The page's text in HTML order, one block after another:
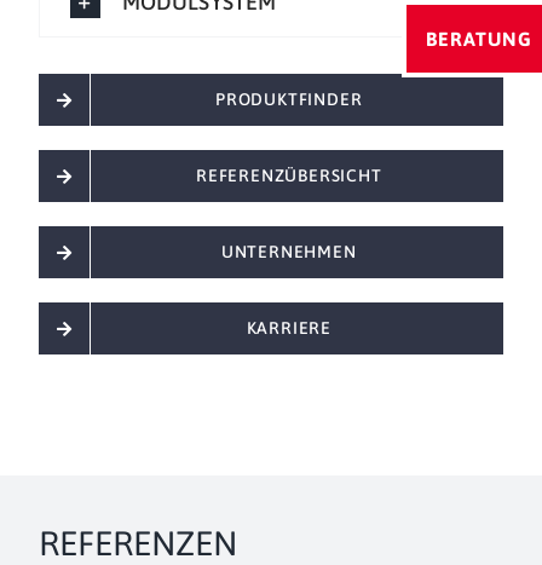
PRODUKTFINDER
REFERENZÜBERSICHT
UNTERNEHMEN
KARRIERE
REFERENZEN
BERATUNG